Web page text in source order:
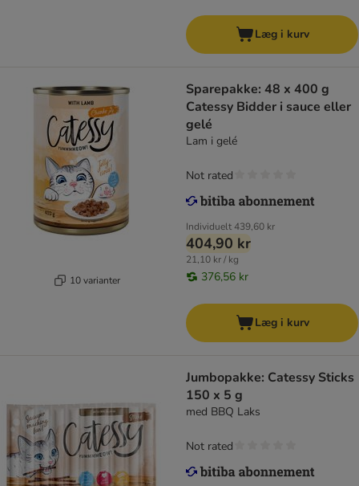
Læg i kurv
10 varianter
Sparepakke: 48 x 400 g
Catessy Bidder i sauce eller
gelé
Lam i gelé
Individuelt439,60 kr
404,90 kr
21,10 kr / kg
376,56 kr
Not rated
Læg i kurv
Jumbopakke: Catessy Sticks
150 x 5 g
med BBQ Laks
Not rated